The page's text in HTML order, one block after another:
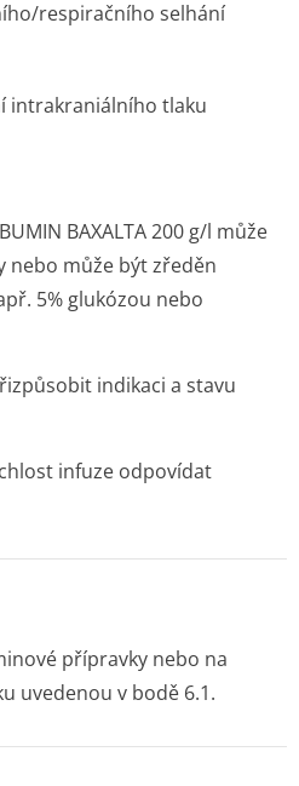
res­piračního selhání
intrakraniálního tlaku
BAXALTA 200 g/l může
nebo může být zředěn
5% glukózou nebo
indikaci a stavu
infuze odpovídat
přípravky nebo na
uvedenou v bodě 6.1.